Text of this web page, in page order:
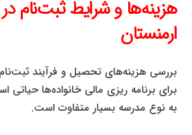
هزینه‌ها و شرایط ثبت‌نام
ارمنستان
بررسی هزینه‌های تحصیل و فرآیند
برای برنامه ریزی مالی خانواده‌ها
به نوع مدرسه بسیار متفاوت است.